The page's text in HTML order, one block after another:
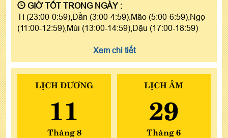
GIỜ TỐT TRONG NGÀY :
Tí (23:00-0:59),Dần (3:00-4:59),Mão (5:00-6:59),Ngọ
(11:00-12:59),Mùi (13:00-14:59),Dậu (17:00-18:59)
Xem chi tiết
LỊCH DƯƠNG
11
Tháng 8
LỊCH ÂM
29
Tháng 6